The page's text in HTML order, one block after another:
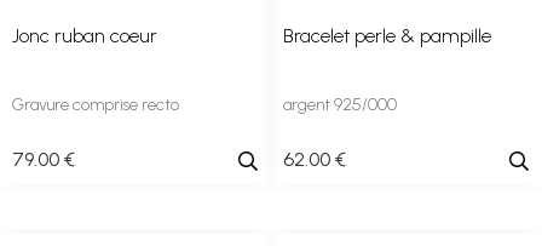
Jonc ruban coeur
Gravure comprise recto
79.00 €
Bracelet perle & pampille
argent 925/000
62.00 €